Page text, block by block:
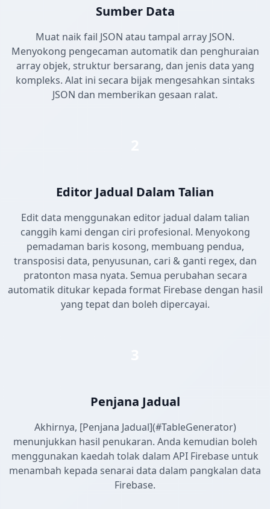
Sumber Data
Muat naik fail JSON atau tampal array JSON.
Menyokong pengecaman automatik dan penghuraian
array objek, struktur bersarang, dan jenis data yang
kompleks. Alat ini secara bijak mengesahkan sintaks
JSON dan memberikan gesaan ralat.
Editor Jadual Dalam Talian
Edit data menggunakan editor jadual dalam talian
canggih kami dengan ciri profesional. Menyokong
pemadaman baris kosong, membuang pendua,
transposisi data, penyusunan, cari & ganti regex, dan
pratonton masa nyata. Semua perubahan secara
automatik ditukar kepada format Firebase dengan hasil
yang tepat dan boleh dipercayai.
Penjana Jadual
Akhirnya, [Penjana Jadual](#TableGenerator)
menunjukkan hasil penukaran. Anda kemudian boleh
menggunakan kaedah tolak dalam API Firebase untuk
menambah kepada senarai data dalam pangkalan data
Firebase.